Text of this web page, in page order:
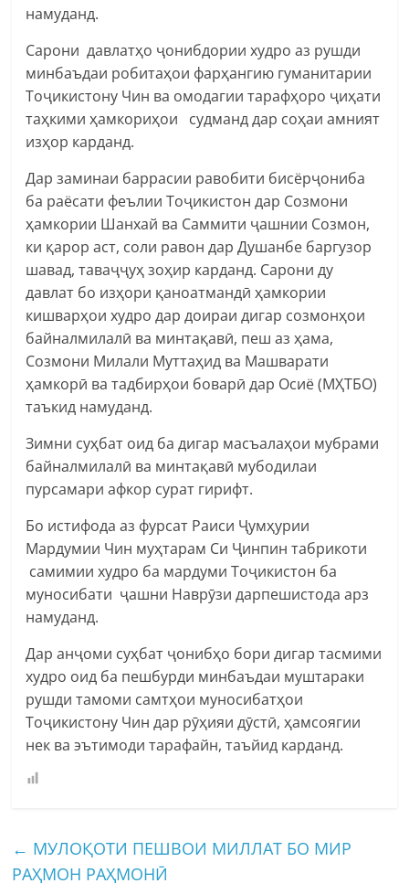
намуданд.
Сарони давлатҳо ҷонибдории худро аз рушди
минбаъдаи робитаҳои фарҳангию гуманитарии
Тоҷикистону Чин ва омодагии тарафҳоро ҷиҳати
таҳкими ҳамкориҳои судманд дар соҳаи амният
изҳор карданд.
Дар заминаи баррасии равобити бисёрҷониба
ба раёсати феълии Тоҷикистон дар Созмони
ҳамкории Шанхай ва Саммити ҷашнии Созмон,
ки қарор аст, соли равон дар Душанбе баргузор
шавад, таваҷҷуҳ зоҳир карданд. Сарони ду
давлат бо изҳори қаноатмандӣ ҳамкории
кишварҳои худро дар доираи дигар созмонҳои
байналмилалӣ ва минтақавӣ, пеш аз ҳама,
Созмони Милали Муттаҳид ва Машварати
ҳамкорӣ ва тадбирҳои боварӣ дар Осиё (МҲТБО)
таъкид намуданд.
Зимни суҳбат оид ба дигар масъалаҳои мубрами
байналмилалӣ ва минтақавӣ мубодилаи
пурсамари афкор сурат гирифт.
Бо истифода аз фурсат Раиси Ҷумҳурии
Мардумии Чин муҳтарам Си Ҷинпин табрикоти
самимии худро ба мардуми Тоҷикистон ба
муносибати ҷашни Наврӯзи дарпешистода арз
намуданд.
Дар анҷоми суҳбат ҷонибҳо бори дигар тасмими
худро оид ба пешбурди минбаъдаи муштараки
рушди тамоми самтҳои муносибатҳои
Тоҷикистону Чин дар рӯҳияи дӯстӣ, ҳамсоягии
нек ва эътимоди тарафайн, таъйид карданд.
← МУЛОҚОТИ ПЕШВОИ МИЛЛАТ БО МИР
РАҲМОН РАҲМОНӢ